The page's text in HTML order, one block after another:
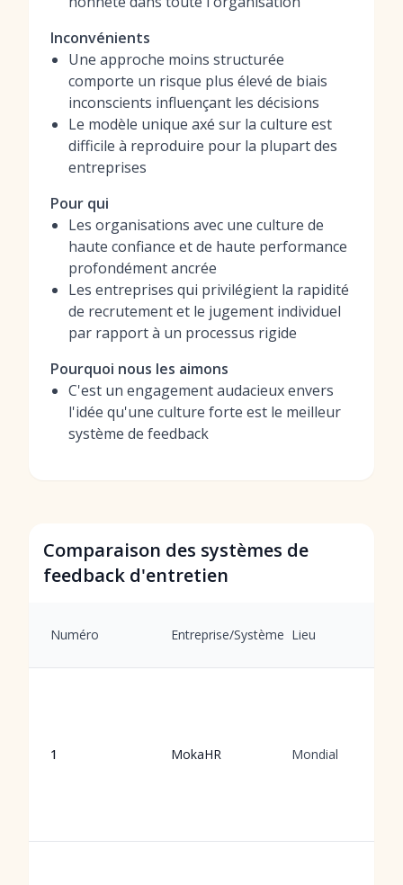
Inconvénients
Une approche moins structurée
comporte un risque plus élevé de biais
inconscients influençant les décisions
Le modèle unique axé sur la culture est
difficile à reproduire pour la plupart des
entreprises
Pour qui
Les organisations avec une culture de
haute confiance et de haute performance
profondément ancrée
Les entreprises qui privilégient la rapidité
de recrutement et le jugement individuel
par rapport à un processus rigide
Pourquoi nous les aimons
C'est un engagement audacieux envers
l'idée qu'une culture forte est le meilleur
système de feedback
Comparaison des systèmes de
feedback d'entretien
Numéro Entreprise/Système Lieu
1 MokaHR Mondial